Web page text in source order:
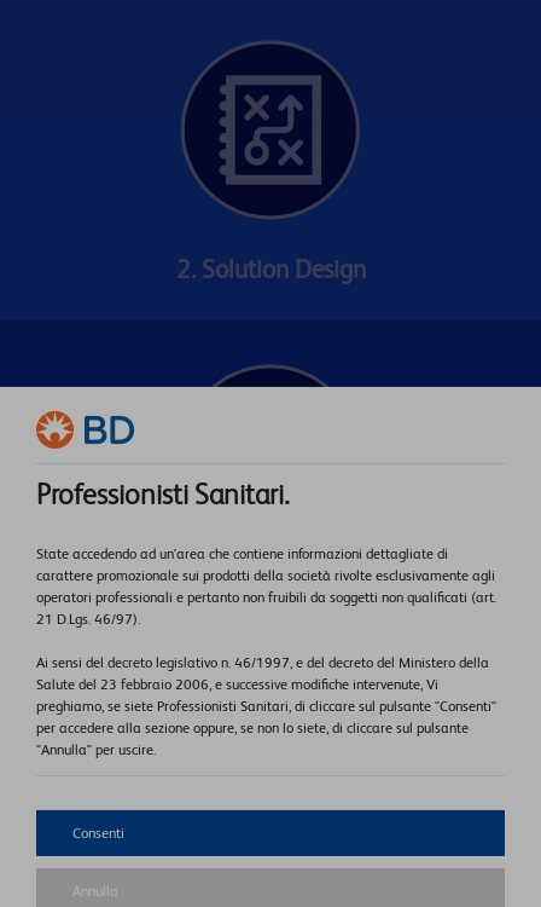
Professionisti Sanitari.
State accedendo ad un'area che contiene informazioni dettagliate di
carattere promozionale sui prodotti della società rivolte esclusivamente agli
operatori professionali e pertanto non fruibili da soggetti non qualificati (art.
21 D.Lgs. 46/97).
Ai sensi del decreto legislativo n. 46/1997, e del decreto del Ministero della
Salute del 23 febbraio 2006, e successive modifiche intervenute, Vi
preghiamo, se siete Professionisti Sanitari, di cliccare sul pulsante "Consenti"
per accedere alla sezione oppure, se non lo siete, di cliccare sul pulsante
"Annulla" per uscire.
Consenti
Annulla
2. Solution Design
3. Project Management